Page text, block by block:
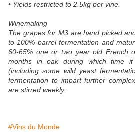
• Yields restricted to 2.5kg per vine.
Winemaking
The grapes for M3 are hand picked
to 100% barrel fermentation and
60-65% one or two year old French
months in oak during which time it
(including some wild yeast
fermentation to impart further
are stirred weekly.
#Vins du Monde